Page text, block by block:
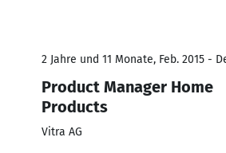
2 Jahre und 11 Monate, Feb. 2015 -
Product Manager Home
Products
Vitra AG